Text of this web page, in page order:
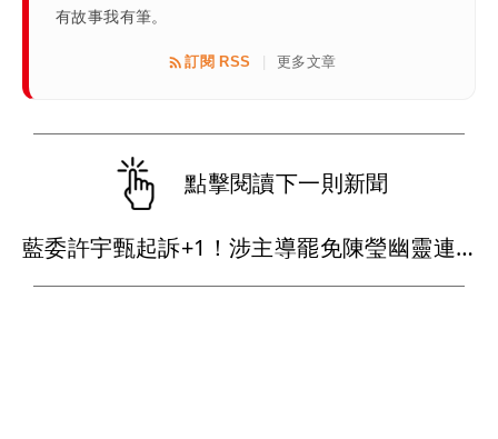
有故事我有筆。
訂閱 RSS 更多文章
點擊閱讀下一則新聞
藍委許宇甄起訴+1！涉主導罷免陳瑩幽靈連署 黨工收紅包「趕工」慘了